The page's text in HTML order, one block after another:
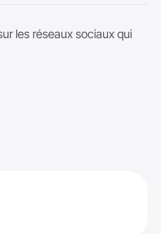
les réseaux sociaux qui